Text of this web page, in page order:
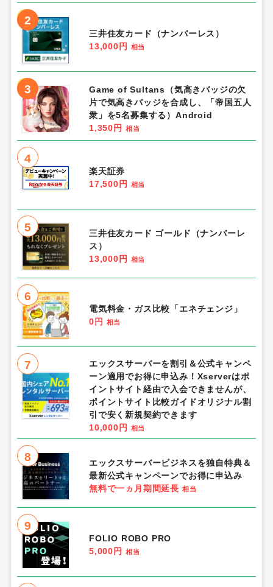
2
三井住友カード（ナンバーレス）
13,000円
相当
3
Game of Sultans（気高きバッジの欠
片で気高きバッジを合成し、「帝国五人
衆」を5名募集する）Android
1,350円
相当
4
楽天証券
17,500円
相当
5
三井住友カード ゴールド（ナンバーレ
ス）
13,000円
相当
6
電気料金・ガス比較「エネチェンジ」
0円
相当
7
エックスサーバーを割引＆公式キャンペ
ーン適用でお得に申込み！Xserverはポ
イントサイト経由で入会できませんが、
ポイントサイト比較ガイドオリジナル割
引で安く新規契約できます
10,000円
相当
8
エックスサーバービジネスを独自特典＆
最新公式キャンペーンでお得に申込み
無料で一ヵ月期間延長 相当
9
FOLIO ROBO PRO
5,000円
相当